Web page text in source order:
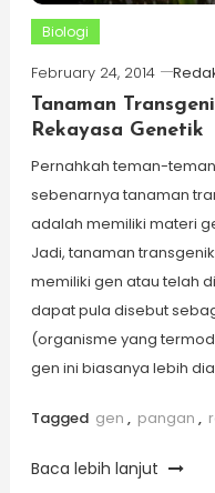
Biologi
February 24, 2014
Tanaman
Rekayasa Genetik
Pernahkah teman-
sebenarnya tanaman
adalah memiliki materi
Jadi, tanaman
memiliki gen atau telah
dapat pula disebut
(organisme yang
gen ini biasanya lebih
Tagged gen , pangan ,
Baca lebih lanjut